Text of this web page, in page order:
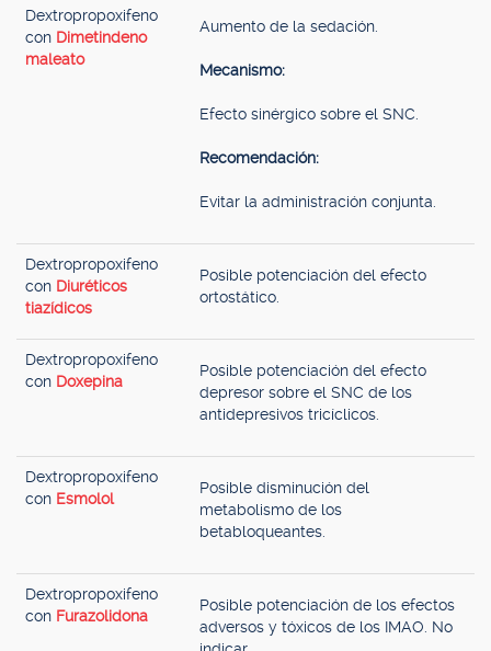
Dextropropoxifeno
con Dimetindeno
maleato
Aumento de la sedación.
Mecanismo:
Efecto sinérgico sobre el SNC.
Recomendación:
Evitar la administración conjunta.
Dextropropoxifeno
con Diuréticos
tiazídicos
Posible potenciación del efecto
ortostático.
Dextropropoxifeno
con Doxepina
Posible potenciación del efecto
depresor sobre el SNC de los
antidepresivos tricíclicos.
Dextropropoxifeno
con Esmolol
Posible disminución del
metabolismo de los
betabloqueantes.
Dextropropoxifeno
con Furazolidona
Posible potenciación de los efectos
adversos y tóxicos de los IMAO. No